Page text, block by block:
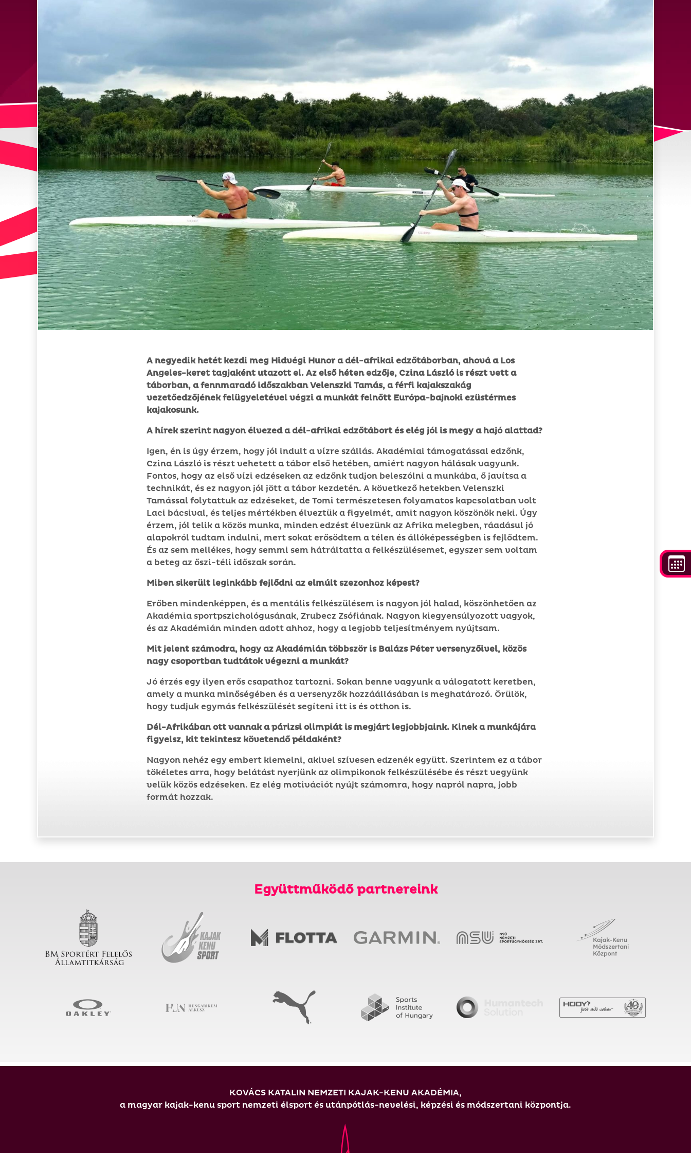
A negyedik hetét kezdi meg Hidvégi Hunor a dél-afrikai edzőtáborban, ahová a Los
Angeles-keret tagjaként utazott el. Az első héten edzője, Czina László is részt vett a
táborban, a fennmaradó időszakban Velenszki Tamás, a férfi kajakszakág
vezetőedzőjének felügyeletével végzi a munkát felnőtt Európa-bajnoki ezüstérmes
kajakosunk.
A hírek szerint nagyon élvezed a dél-afrikai edzőtábort és elég jól is megy a hajó alattad?
Igen, én is úgy érzem, hogy jól indult a vízre szállás. Akadémiai támogatással edzőnk,
Czina László is részt vehetett a tábor első hetében, amiért nagyon hálásak vagyunk.
Fontos, hogy az első vízi edzéseken az edzőnk tudjon beleszólni a munkába, ő javítsa a
technikát, és ez nagyon jól jött a tábor kezdetén. A következő hetekben Velenszki
Tamással folytattuk az edzéseket, de Tomi természetesen folyamatos kapcsolatban volt
Laci bácsival, és teljes mértékben élveztük a figyelmét, amit nagyon köszönök neki. Úgy
érzem, jól telik a közös munka, minden edzést élvezünk az Afrika melegben, ráadásul jó
alapokról tudtam indulni, mert sokat erősödtem a télen és állóképességben is fejlődtem.
És az sem mellékes, hogy semmi sem hátráltatta a felkészülésemet, egyszer sem voltam
a beteg az őszi-téli időszak során.
Miben sikerült leginkább fejlődni az elmúlt szezonhoz képest?
Erőben mindenképpen, és a mentális felkészülésem is nagyon jól halad, köszönhetően az
Akadémia sportpszichológusának, Zrubecz Zsófiának. Nagyon kiegyensúlyozott vagyok,
és az Akadémián minden adott ahhoz, hogy a legjobb teljesítményem nyújtsam.
Mit jelent számodra, hogy az Akadémián többször is Balázs Péter versenyzőivel, közös
nagy csoportban tudtátok végezni a munkát?
Jó érzés egy ilyen erős csapathoz tartozni. Sokan benne vagyunk a válogatott keretben,
amely a munka minőségében és a versenyzők hozzáállásában is meghatározó. Örülök,
hogy tudjuk egymás felkészülését segíteni itt is és otthon is.
Dél-Afrikában ott vannak a párizsi olimpiát is megjárt legjobbjaink. Kinek a munkájára
figyelsz, kit tekintesz követendő példaként?
Nagyon nehéz egy embert kiemelni, akivel szívesen edzenék együtt. Szerintem ez a tábor
tökéletes arra, hogy belátást nyerjünk az olimpikonok felkészülésébe és részt vegyünk
velük közös edzéseken. Ez elég motivációt nyújt számomra, hogy napról napra, jobb
formát hozzak.
Együttműködő partnereink
KOVÁCS KATALIN NEMZETI KAJAK-KENU AKADÉMIA,
a magyar kajak-kenu sport nemzeti élsport és utánpótlás-nevelési, képzési és módszertani központja.